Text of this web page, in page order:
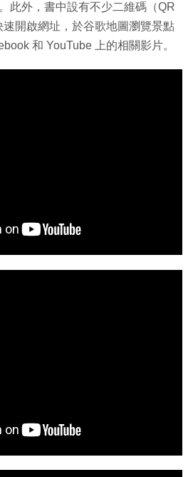
此外，書中設有不少二維碼（QR
開啟網址，於谷歌地圖瀏覽景點
和 YouTube 上的相關影片。